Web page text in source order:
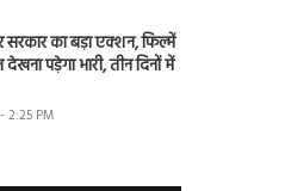
का बड़ा एक्शन, फिल्में
पड़ेगा भारी, तीन दिनों में
2:25 PM